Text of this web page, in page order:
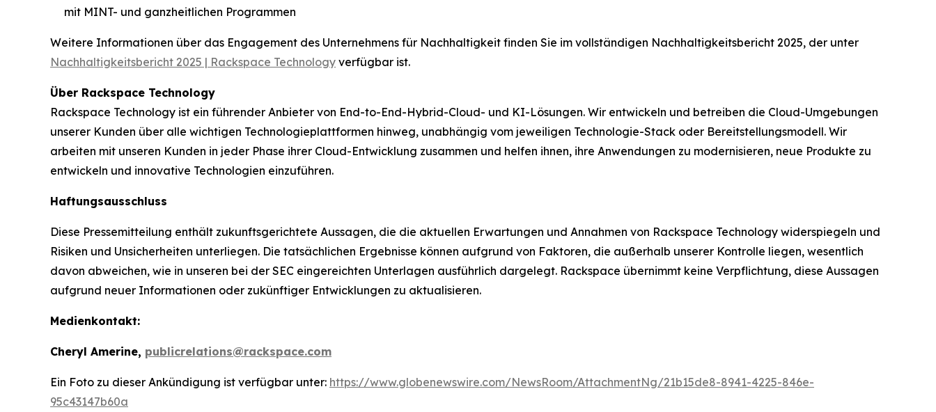
mit MINT- und ganzheitlichen Programmen
Weitere Informationen über das Engagement des Unternehmens für Nachhaltigkeit finden Sie im vollständigen Nachhaltigkeitsbericht 2025, der unter
Nachhaltigkeitsbericht 2025 | Rackspace Technology verfügbar ist.
Über Rackspace Technology
Rackspace Technology ist ein führender Anbieter von End-to-End-Hybrid-Cloud- und KI-Lösungen. Wir entwickeln und betreiben die Cloud-Umgebungen
unserer Kunden über alle wichtigen Technologieplattformen hinweg, unabhängig vom jeweiligen Technologie-Stack oder Bereitstellungsmodell. Wir
arbeiten mit unseren Kunden in jeder Phase ihrer Cloud-Entwicklung zusammen und helfen ihnen, ihre Anwendungen zu modernisieren, neue Produkte zu
entwickeln und innovative Technologien einzuführen.
Haftungsausschluss
Diese Pressemitteilung enthält zukunftsgerichtete Aussagen, die die aktuellen Erwartungen und Annahmen von Rackspace Technology widerspiegeln und
Risiken und Unsicherheiten unterliegen. Die tatsächlichen Ergebnisse können aufgrund von Faktoren, die außerhalb unserer Kontrolle liegen, wesentlich
davon abweichen, wie in unseren bei der SEC eingereichten Unterlagen ausführlich dargelegt. Rackspace übernimmt keine Verpflichtung, diese Aussagen
aufgrund neuer Informationen oder zukünftiger Entwicklungen zu aktualisieren.
Medienkontakt:
Cheryl Amerine, publicrelations@rackspace.com
Ein Foto zu dieser Ankündigung ist verfügbar unter: https://www.globenewswire.com/NewsRoom/AttachmentNg/21b15de8-8941-4225-846e-
95c43147b60a